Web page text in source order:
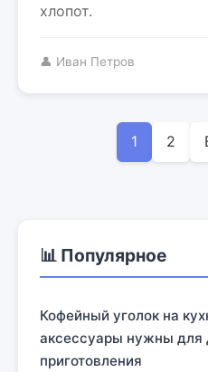
хлопот.
👤 Иван Петров
1 2
📊 Популярное
Кофейный уголок на
аксессуары нужны для
приготовления